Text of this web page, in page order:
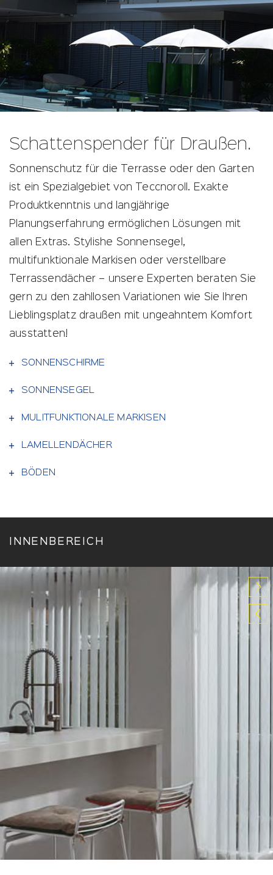
Das
Blindtext
Headline.
Das
Blindtext
Headline.
Schattenspender für Draußen.
Sonnenschutz für die Terrasse oder den Garten
ist ein Spezialgebiet von Teccnoroll. Exakte
Produktkenntnis und langjährige
Planungserfahrung ermöglichen Lösungen mit
allen Extras. Stylishe Sonnensegel,
multifunktionale Markisen oder verstellbare
Terrassendächer – unsere Experten beraten Sie
gern zu den zahllosen Variationen wie Sie Ihren
Lieblingsplatz draußen mit ungeahntem Komfort
ausstatten!
SONNENSCHIRME
SONNENSEGEL
MULITFUNKTIONALE MARKISEN
LAMELLENDÄCHER
BÖDEN
INNENBEREICH
Das
Das